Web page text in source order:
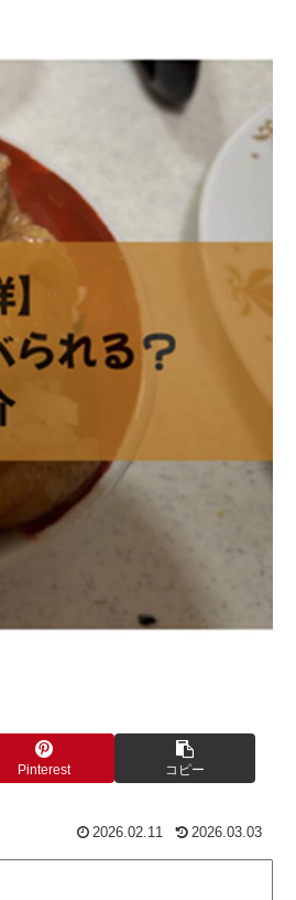
Pinterest コピー
2026.02.11 2026.03.03